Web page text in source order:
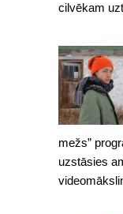
cilvēkam
mežs”
uzstāsies